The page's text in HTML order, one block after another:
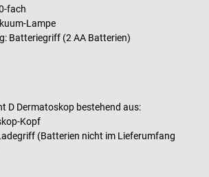
fach
Lampe
Batteriegriff (2 AA Batterien)
D Dermatoskop bestehend aus:
Kopf
(Batterien nicht im Lieferumfang